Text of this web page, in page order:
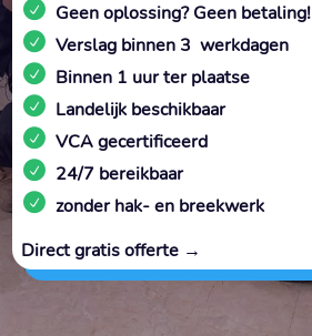
Geen oplossing? Geen betaling!
Verslag binnen 3 werkdagen
Binnen 1 uur ter plaatse
Landelijk beschikbaar
VCA gecertificeerd
24/7 bereikbaar
zonder hak- en breekwerk
Direct gratis offerte →